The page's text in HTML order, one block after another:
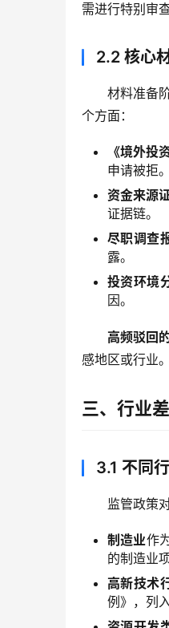
需进行特别审查
2.2 核心
材料准备
个方面：
《境外投
申请被拒。
资金来源
证据链。
尽职调查
露。
投资环境
因。
高频驳回
感地区或行业
三、行业
3.1 不同
监管政策
制造业作
的制造业
高新技术
例》，列